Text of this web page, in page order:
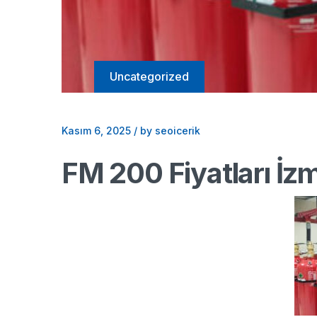
Uncategorized
Kasım 6, 2025 / by seoicerik
FM 200 Fiyatları